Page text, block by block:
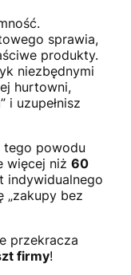
sprawia,
produkty.
niezbędnymi
hurtowni,
i uzupełnisz
tego powodu
więcej niż 60
indywidualnego
„zakupy bez
przekracza
firmy!